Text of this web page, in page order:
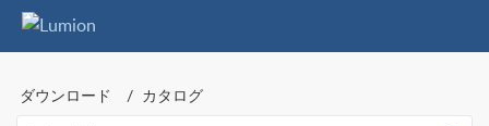
ダウンロード カタログ